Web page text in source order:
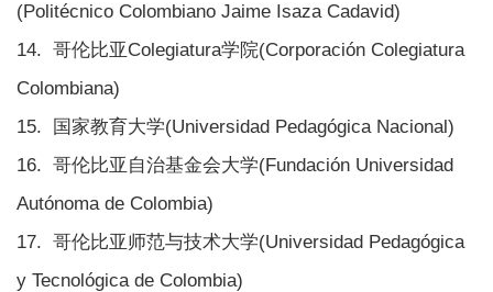
(Politécnico Colombiano Jaime Isaza Cadavid)
14. 哥伦比亚Colegiatura学院(Corporación Colegiatura
Colombiana)
15. 国家教育大学(Universidad Pedagógica Nacional)
16. 哥伦比亚自治基金会大学(Fundación Universidad
Autónoma de Colombia)
17. 哥伦比亚师范与技术大学(Universidad Pedagógica
y Tecnológica de Colombia)